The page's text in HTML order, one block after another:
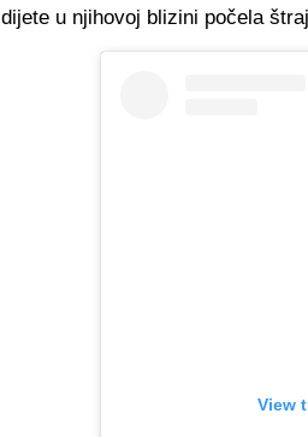
dijete u njihovoj blizini počela
View